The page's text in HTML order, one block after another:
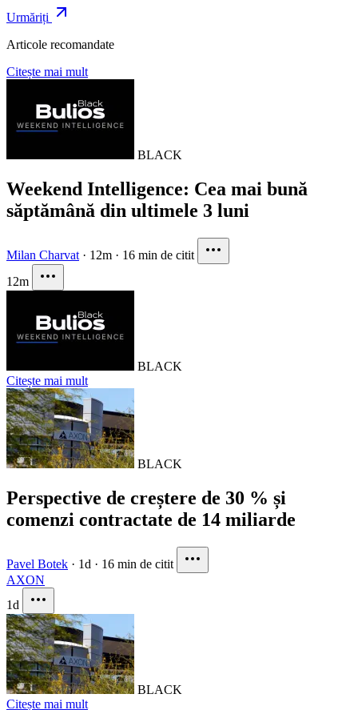
Urmăriți
Articole recomandate
Citește mai mult
BLACK
Weekend Intelligence: Cea mai bună
săptămână din ultimele 3 luni
Milan Charvat · 12m · 16 min de citit
12m
BLACK
Citește mai mult
BLACK
Perspective de creștere de 30 % și
comenzi contractate de 14 miliarde
Pavel Botek · 1d · 16 min de citit
AXON
1d
BLACK
Citește mai mult